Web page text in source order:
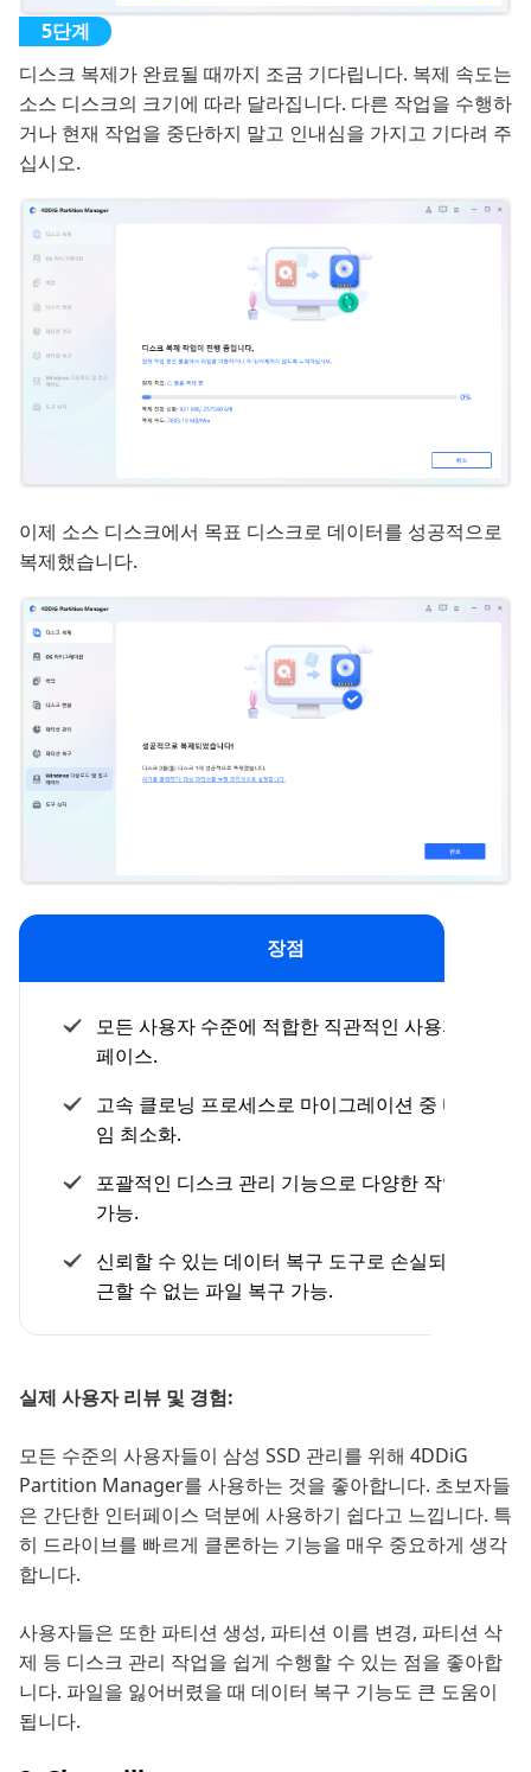
디스크 복제가 완료될 때까지 조금 기다립니다. 복제 속도는
소스 디스크의 크기에 따라 달라집니다. 다른 작업을 수행하
거나 현재 작업을 중단하지 말고 인내심을 가지고 기다려 주
십시오.
이제 소스 디스크에서 목표 디스크로 데이터를 성공적으로
복제했습니다.
장점
모든 사용자 수준에 적합한 직관적인 사용자 인터
페이스.
고속 클로닝 프로세스로 마이그레이션 중 다운타
임 최소화.
포괄적인 디스크 관리 기능으로 다양한 작업 수행
가능.
신뢰할 수 있는 데이터 복구 도구로 손실되거나 접
근할 수 없는 파일 복구 가능.
실제 사용자 리뷰 및 경험:
모든 수준의 사용자들이 삼성 SSD 관리를 위해 4DDiG
Partition Manager를 사용하는 것을 좋아합니다. 초보자들
은 간단한 인터페이스 덕분에 사용하기 쉽다고 느낍니다. 특
히 드라이브를 빠르게 클론하는 기능을 매우 중요하게 생각
합니다.
사용자들은 또한 파티션 생성, 파티션 이름 변경, 파티션 삭
제 등 디스크 관리 작업을 쉽게 수행할 수 있는 점을 좋아합
니다. 파일을 잃어버렸을 때 데이터 복구 기능도 큰 도움이
됩니다.